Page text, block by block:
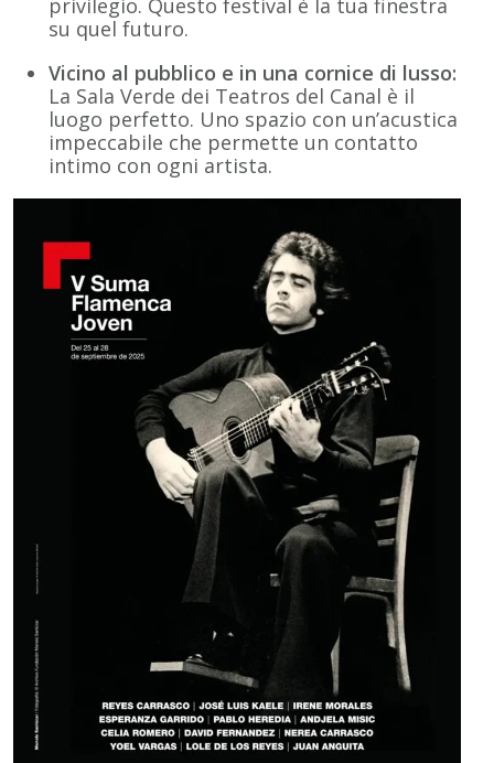
su quel futuro.
Vicino al pubblico e in una cornice di lusso:
La Sala Verde dei Teatros del Canal è il
luogo perfetto. Uno spazio con un’acustica
impeccabile che permette un contatto
intimo con ogni artista.